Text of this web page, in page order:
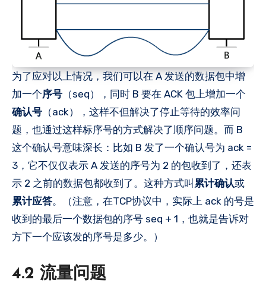
为了应对以上情况，我们可以在 A 发送的数据包中增
加一个序号 （seq），同时 B 要在 ACK 包上增加一个
确认号 （ack），这样不但解决了停止等待的效率问
题，也通过这样标序号的方式解决了顺序问题。而 B
这个确认号意味深长：比如 B 发了一个确认号为 ack =
3，它不仅仅表示 A 发送的序号为 2 的包收到了，还表
示 2 之前的数据包都收到了。这种方式叫 累计确认或
累计应答。（注意，在TCP协议中，实际上 ack 的号是
收到的最后一个数据包的序号 seq + 1，也就是告诉对
方下一个应该发的序号是多少。）
4.2 流量问题